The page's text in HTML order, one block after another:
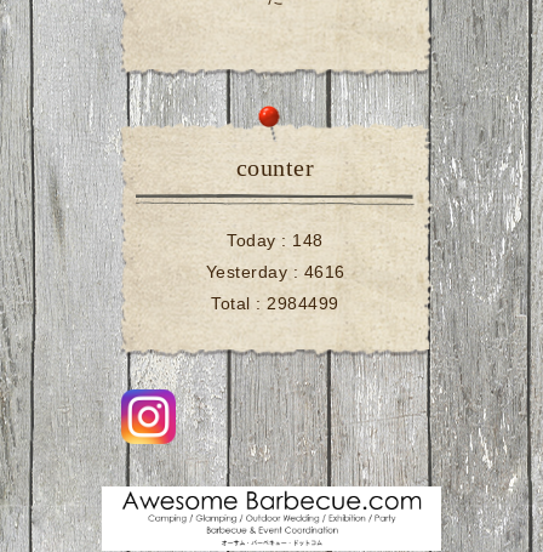
counter
Today : 148
Yesterday : 4616
Total :2984499